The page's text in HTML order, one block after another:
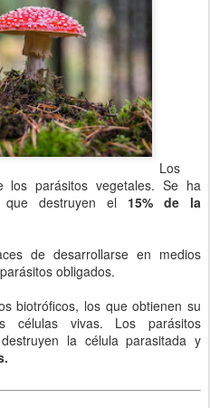
Los
los parásitos vegetales. Se ha
destruyen el 15% de la
de desarrollarse en medios
obligados.
biotróficos, los que obtienen su
células vivas. Los parásitos
la célula parasitada y